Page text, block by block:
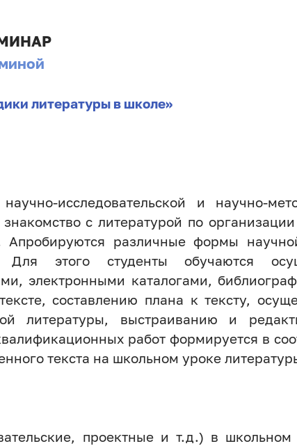
литературы в школе»
исследовательской и научно-
с литературой по
Апробируются различные формы
этого студенты обучаются
электронными каталогами,
составлению плана к тексту,
литературы, выстраиванию и
работ формируется в
текста на школьном уроке
проектные и т.д.) в школьном